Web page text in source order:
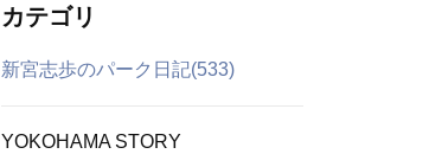
カテゴリ
新宮志歩のパーク日記(533)
YOKOHAMA STORY